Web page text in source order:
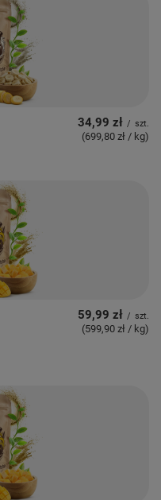
34,99 zł / szt.
(699,80 zł / kg)
59,99 zł / szt.
(599,90 zł / kg)